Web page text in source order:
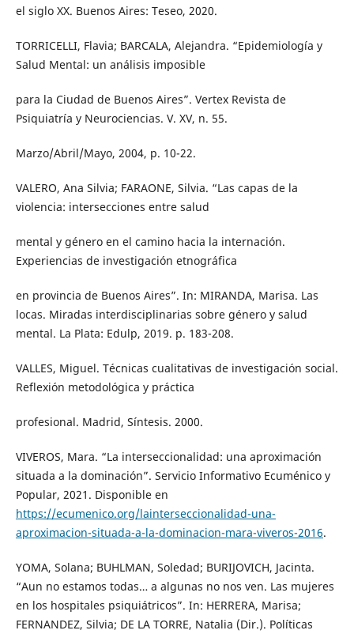
el siglo XX. Buenos Aires: Teseo, 2020.
TORRICELLI, Flavia; BARCALA, Alejandra. “Epidemiología y
Salud Mental: un análisis imposible
para la Ciudad de Buenos Aires”. Vertex Revista de
Psiquiatría y Neurociencias. V. XV, n. 55.
Marzo/Abril/Mayo, 2004, p. 10-22.
VALERO, Ana Silvia; FARAONE, Silvia. “Las capas de la
violencia: intersecciones entre salud
mental y género en el camino hacia la internación.
Experiencias de investigación etnográfica
en provincia de Buenos Aires”. In: MIRANDA, Marisa. Las
locas. Miradas interdisciplinarias sobre género y salud
mental. La Plata: Edulp, 2019. p. 183-208.
VALLES, Miguel. Técnicas cualitativas de investigación social.
Reflexión metodológica y práctica
profesional. Madrid, Síntesis. 2000.
VIVEROS, Mara. “La interseccionalidad: una aproximación
situada a la dominación”. Servicio Informativo Ecuménico y
Popular, 2021. Disponible en
https://ecumenico.org/lainterseccionalidad-una-
aproximacion-situada-a-la-dominacion-mara-viveros-2016.
YOMA, Solana; BUHLMAN, Soledad; BURIJOVICH, Jacinta.
“Aun no estamos todas… a algunas no nos ven. Las mujeres
en los hospitales psiquiátricos”. In: HERRERA, Marisa;
FERNANDEZ, Silvia; DE LA TORRE, Natalia (Dir.). Políticas